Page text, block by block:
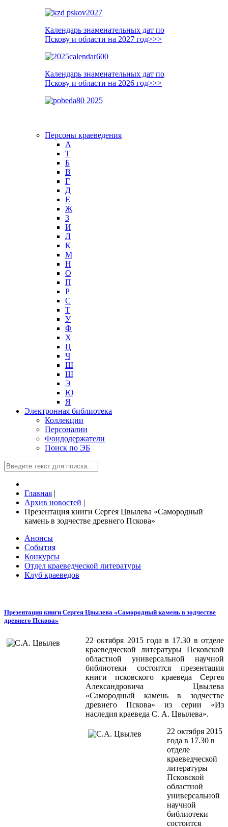
Календарь знаменательных дат по
Пскову и области на 2027 год>>>
Календарь знаменательных дат по
Пскову и области на 2026 год>>>
Персоны краеведения
А
T
Б
В
Г
Д
Е
Ж
З
И
Л
К
М
Н
О
П
Р
С
Т
У
Ф
Х
Ц
Ч
Ш
Щ
Э
Ю
Я
Электронная библиотека
Коллекции
Персоналии
Фондодержатели
Поиск по ЭБ
Главная |
Архив новостей |
Презентация книги Сергея Цвылева «Самородный
камень в зодчестве древнего Пскова»
Анонсы
События
Конкурсы
Отдел краеведческой литературы
Клуб краеведов
Презентация книги Сергея Цвылева «Самородный камень в зодчестве
древнего Пскова»
22 октября 2015 года в 17.30 в отделе
краеведческой литературы Псковской
областной универсальной научной
библиотеки состоится презентация
книги псковского краеведа Сергея
Александровича Цвылева
«Самородный камень в зодчестве
древнего Пскова» из серии «Из
наследия краеведа С. А. Цвылева».
22 октября 2015
года в 17.30 в
отделе
краеведческой
литературы
Псковской
областной
универсальной
научной
библиотеки
состоится